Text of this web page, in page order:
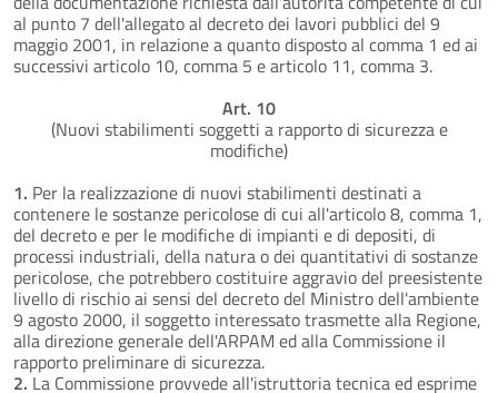
al punto 7 dell'allegato al decreto dei lavori pubblici del 9
maggio 2001, in relazione a quanto disposto al comma 1 ed ai
successivi articolo 10, comma 5 e articolo 11, comma 3.
Art. 10
(Nuovi stabilimenti soggetti a rapporto di sicurezza e
modifiche)
1. Per la realizzazione di nuovi stabilimenti destinati a
contenere le sostanze pericolose di cui all'articolo 8, comma 1,
del decreto e per le modifiche di impianti e di depositi, di
processi industriali, della natura o dei quantitativi di sostanze
pericolose, che potrebbero costituire aggravio del preesistente
livello di rischio ai sensi del decreto del Ministro dell'ambiente
9 agosto 2000, il soggetto interessato trasmette alla Regione,
alla direzione generale dell'ARPAM ed alla Commissione il
rapporto preliminare di sicurezza.
2. La Commissione provvede all'istruttoria tecnica ed esprime